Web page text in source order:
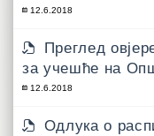
12.6.2018
Преглед
за учешће на
12.6.2018
Одлукa о